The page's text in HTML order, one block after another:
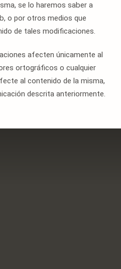
se lo haremos saber a
o por otros medios que
de tales modificaciones.
afecten únicamente al
ortográficos o cualquier
al contenido de la misma,
descrita anteriormente.